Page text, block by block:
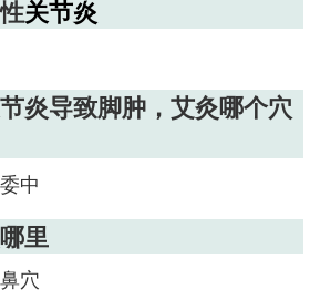
关节炎
炎导致脚肿，艾灸哪个穴
中
里
穴